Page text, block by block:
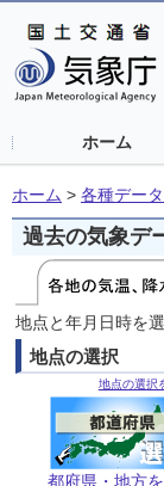
ホーム
ホーム > 各種デー
過去の気象デ
地点と年月日時を
地点の選択
地点の選択
都府県・地方